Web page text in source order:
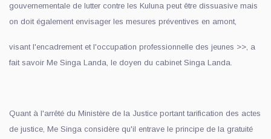
gouvernementale de lutter contre les Kuluna peut être dissuasive mais
on doit également envisager les mesures préventives en amont,
visant l'encadrement et l'occupation professionnelle des jeunes >>, a
fait savoir Me Singa Landa, le doyen du cabinet Singa Landa.
Quant à l'arrêté du Ministère de la Justice portant tarification des actes
de justice, Me Singa considère qu'il entrave le principe de la gratuité